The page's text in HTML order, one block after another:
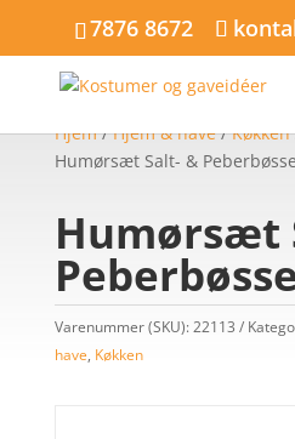
7876 8672
Hjem/Hjem & have/Køkken
Humørsæt Salt- &
Humørsæt
Varenummer (SKU):22113
have, Køkken